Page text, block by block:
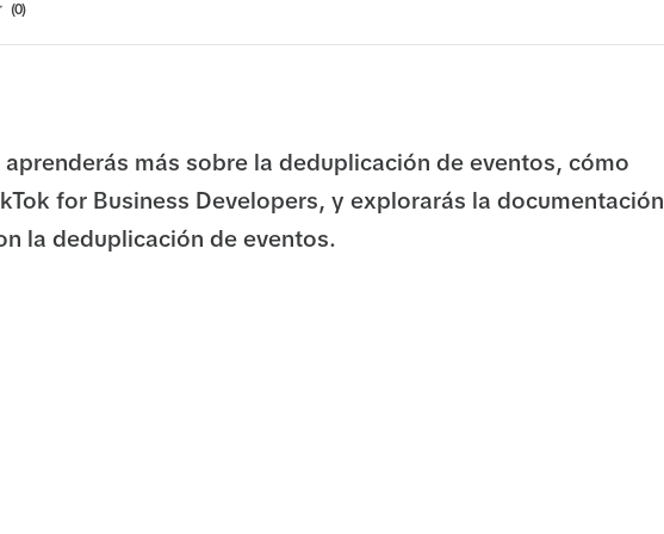
0
aprenderás más sobre la deduplicación de eventos, cómo
for Business Developers, y explorarás la documentación
la deduplicación de eventos.